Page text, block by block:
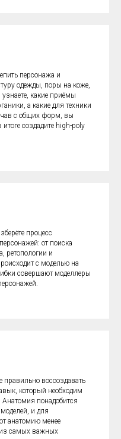
персонажа и
одежды, поры на коже,
какие приёмы
а какие для техники
с общих форм, вы
создадите high-poly
процесс
от поиска
ретопологии и
с моделью на
совершают моделлеры
правильно воссоздавать
который необходим
понадобится
и для
анатомию менее
из самых важных